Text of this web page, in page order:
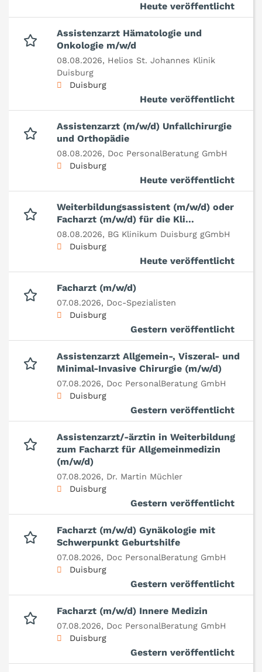
Heute veröffentlicht
Assistenzarzt Hämatologie und
Onkologie m/w/d
08.08.2026, Helios St. Johannes Klinik
Duisburg
Duisburg
Heute veröffentlicht
Assistenzarzt (m/w/d) Unfallchirurgie
und Orthopädie
08.08.2026, Doc PersonalBeratung GmbH
Duisburg
Heute veröffentlicht
Weiterbildungsassistent (m/w/d) oder
Facharzt (m/w/d) für die Kli...
08.08.2026, BG Klinikum Duisburg gGmbH
Duisburg
Heute veröffentlicht
Facharzt (m/w/d)
07.08.2026, Doc-Spezialisten
Duisburg
Gestern veröffentlicht
Assistenzarzt Allgemein-, Viszeral- und
Minimal-Invasive Chirurgie (m/w/d)
07.08.2026, Doc PersonalBeratung GmbH
Duisburg
Gestern veröffentlicht
Assistenzarzt/-ärztin in Weiterbildung
zum Facharzt für Allgemeinmedizin
(m/w/d)
07.08.2026, Dr. Martin Müchler
Duisburg
Gestern veröffentlicht
Facharzt (m/w/d) Gynäkologie mit
Schwerpunkt Geburtshilfe
07.08.2026, Doc PersonalBeratung GmbH
Duisburg
Gestern veröffentlicht
Facharzt (m/w/d) Innere Medizin
07.08.2026, Doc PersonalBeratung GmbH
Duisburg
Gestern veröffentlicht